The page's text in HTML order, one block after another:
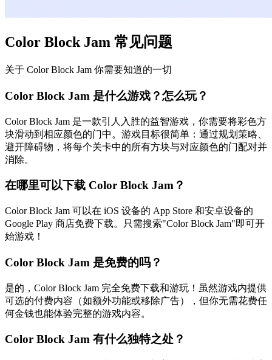
Color Block Jam 常见问题
关于 Color Block Jam 你需要知道的一切
Color Block Jam 是什么游戏？怎么玩？
Color Block Jam 是一款引人入胜的益智游戏，你需要将彩色方
块滑动到相应颜色的门中。游戏目标很简单：通过规划策略、
避开障碍物，将每个关卡中的所有方块与对应颜色的门配对并
消除。
在哪里可以下载 Color Block Jam？
Color Block Jam 可以在 iOS 设备的 App Store 和安卓设备的
Google Play 商店免费下载。只需搜索"Color Block Jam"即可开
始游戏！
Color Block Jam 是免费的吗？
是的，Color Block Jam 完全免费下载和游玩！虽然游戏内提供
可选的付费内容（如额外功能或移除广告），但你无需花费任
何金钱也能体验完整的游戏内容。
Color Block Jam 有什么独特之处？